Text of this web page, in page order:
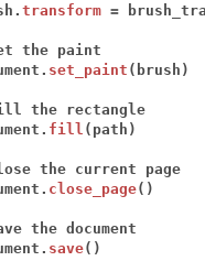
transform =
the paint
set_paint (brush)
the rectangle
fill (path)
the current
page
close_page()
the document
save()